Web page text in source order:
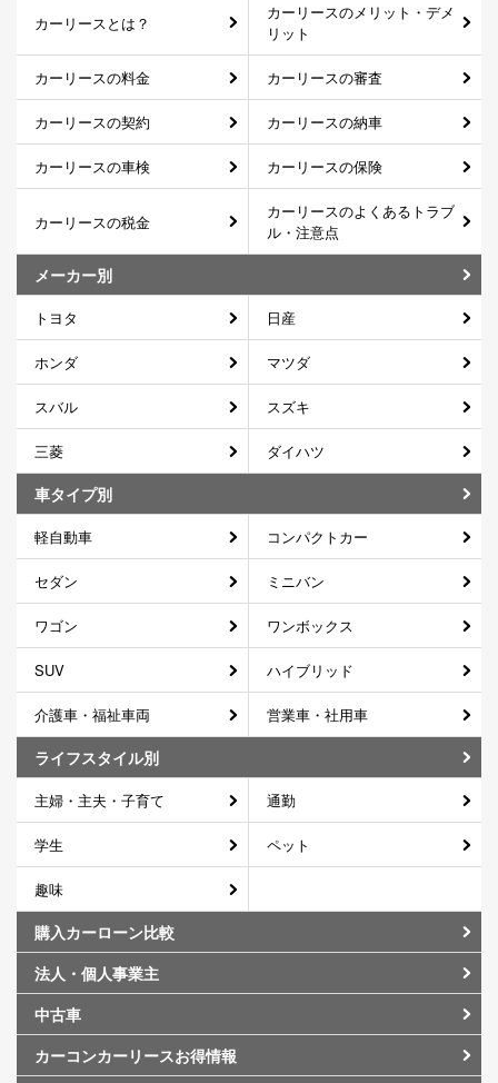
カーリースとは？
カーリースのメリット・デメ
リット
カーリースの料金 カーリースの審査
カーリースの契約 カーリースの納車
カーリースの車検 カーリースの保険
カーリースの税金
カーリースのよくあるトラブ
ル・注意点
メーカー別
トヨタ 日産
ホンダ マツダ
スバル スズキ
三菱 ダイハツ
車タイプ別
軽自動車 コンパクトカー
セダン ミニバン
ワゴン ワンボックス
SUV ハイブリッド
介護車・福祉車両 営業車・社用車
ライフスタイル別
主婦・主夫・子育て 通勤
学生 ペット
趣味
購入カーローン比較
法人・個人事業主
中古車
カーコンカーリースお得情報